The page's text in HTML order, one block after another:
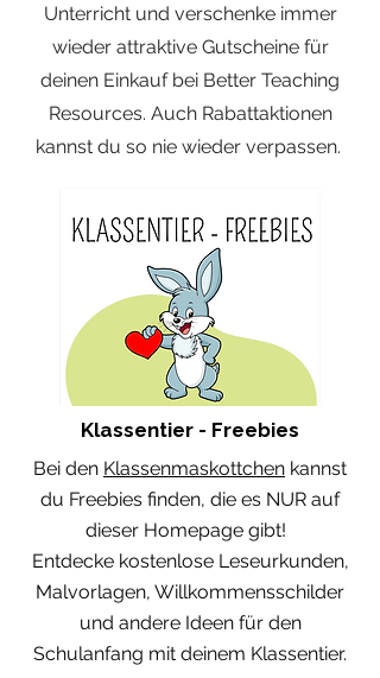
Unterricht und verschenkeimmer
wieder attraktive Gutscheinefür
deinen Einkauf bei Better Teaching
Resources. Auch Rabattaktionen
kannst du so nie wieder verpassen.
Klassentier - Freebies
Bei den Klassenmaskottchen kannst
du Freebies finden, die es NUR auf
dieser Homepage gibt!
Entdecke kostenlose Leseurkunden,
Malvorlagen, Willkommensschilder
und andere Ideen für den
Schulanfang mit deinem Klassentier.